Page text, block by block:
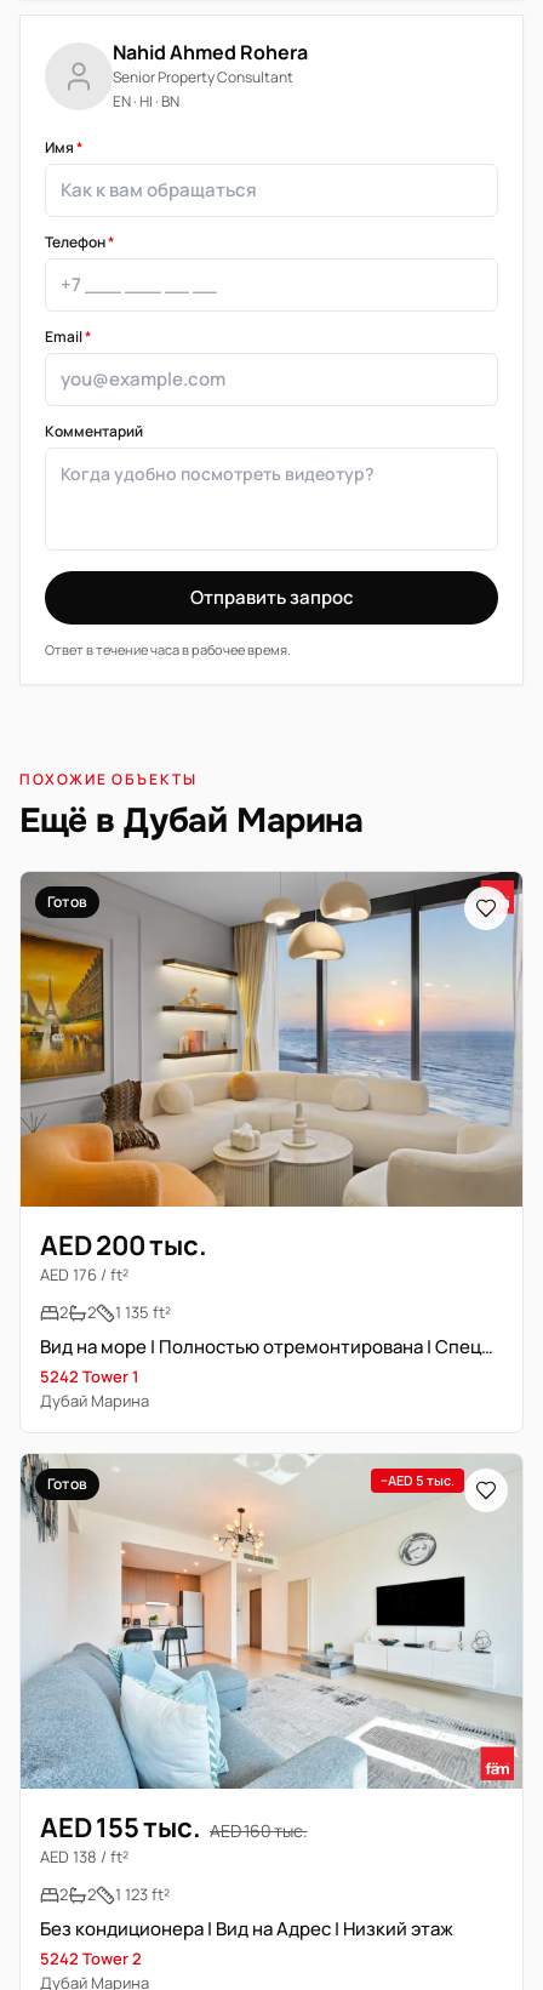
Nahid Ahmed Rohera
Senior Property Consultant
EN · HI · BN
Имя*
Телефон*
Email*
Комментарий
Отправить запрос
Ответ в течение часа в рабочее время.
ПОХОЖИЕ ОБЪЕКТЫ
Ещё в Дубай Марина
Готов
AED 200 тыс.
AED 176 / ft²
2
2 1 135 ft²
Вид на море | Полностью отремонтирована | Специалист по зданиям
5242 Tower 1
Дубай Марина
Готов −AED 5 тыс.
AED 155 тыс. AED 160 тыс.
AED 138 / ft²
2
2 1 123 ft²
Без кондиционера | Вид на Адрес | Низкий этаж
5242 Tower 2
Дубай Марина